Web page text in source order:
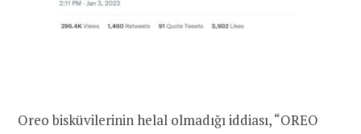
Oreo bisküvilerinin helal olmadığı iddiası, “OREO